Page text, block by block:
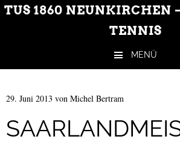
TUS 1860 NEUNKIRCHEN
TENNIS
MENÜ
29. Juni 2013 von Michel Bertram